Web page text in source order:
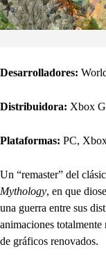
Desarrolladores:
Distribuidora: Xbox
Plataformas: PC,
Un “remaster” del
Mythology, en que
una guerra entre sus
animaciones totalmente
de gráficos renovados.